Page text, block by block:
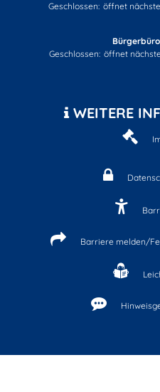
Klicken, um weitere
Geschlossen: öffnet
Klicken, um weitere
Geschlossen: öffnet
WEITERE
Barriere melden/